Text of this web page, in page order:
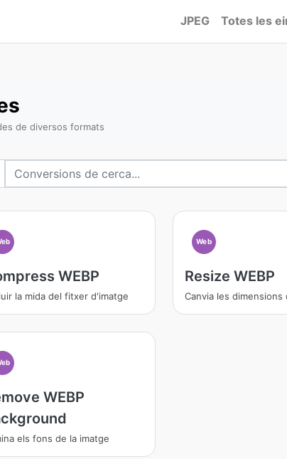
JPEG Totes les
de diversos formats
WEBP
la mida del fitxer d'imatge
Web
Resize WEBP
Canvia les dimensions
WEBP
els fons de la imatge